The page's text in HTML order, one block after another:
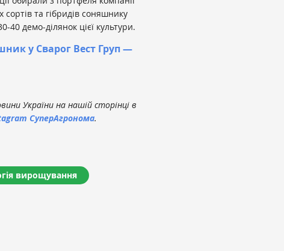
та гібридів соняшнику
40 демо-ділянок цієї культури.
у Сварог Вест Груп —
України на нашій сторінці в
СуперАгронома.
вирощування